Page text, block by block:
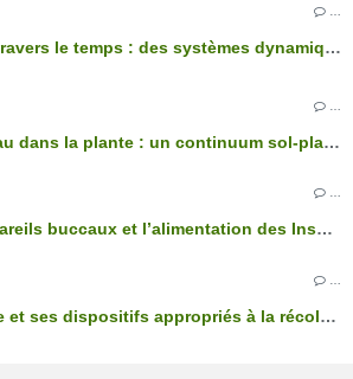
Les écosystèmes à travers le temps : des systèmes dynamiques
La circulation de l’eau dans la plante : un continuum sol-plante-atmosphère
…
La diversité des appareils buccaux et l’alimentation des Insectes
L'Abeille domestique et ses dispositifs appropriés à la récolte du pollen et du nectar